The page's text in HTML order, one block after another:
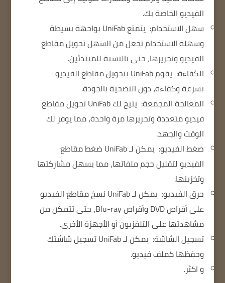
الفيديو الخاصة بك.
سهل الاستخدام:
يتمتع UniFab بواجهة بسيطة
وسهلة الاستخدام تجعل من السهل تحويل مقاطع
الفيديو وتحريرها، حتى بالنسبة للمبتدئين.
الكفاءة:
يقوم UniFab بتحويل مقاطع الفيديو
بسرعة وكفاءة، دون التضحية بالجودة.
المعالجة المجمعة:
يتيح لك UniFab تحويل مقاطع
فيديو متعددة وتحريرها مرة واحدة، مما يوفر لك
الوقت والجهد.
ضغط الفيديو:
يمكن لـ UniFab ضغط مقاطع
الفيديو لتقليل حجم ملفاتها، مما يسهل مشاركتها
وتخزينها.
حرق الفيديو:
يمكن لـ UniFab نسخ مقاطع الفيديو
على أقراص DVD وأقراص Blu-ray، حتى تتمكن من
مشاهدتها على التلفزيون أو الأجهزة الأخرى.
تسجيل الشاشة:
يمكن لـ UniFab تسجيل شاشتك
وحفظها كملف فيديو.
و اكثر.